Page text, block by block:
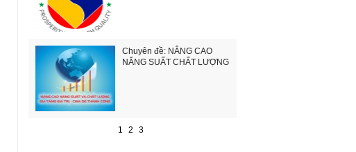
Chuyên đề: NÂNG CAO
NĂNG SUẤT CHẤT LƯỢNG
1 2 3